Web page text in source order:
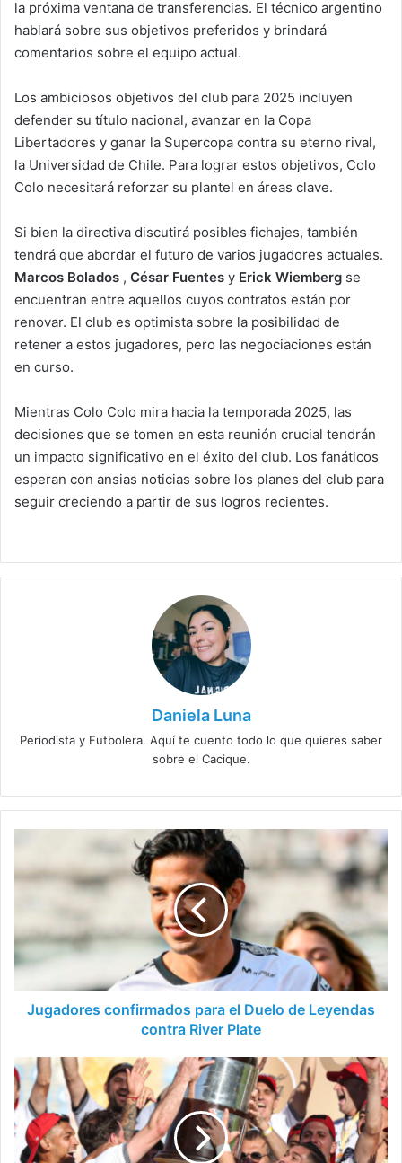
la próxima ventana de transferencias. El técnico argentino
hablará sobre sus objetivos preferidos y brindará
comentarios sobre el equipo actual.
Los ambiciosos objetivos del club para 2025 incluyen
defender su título nacional, avanzar en la Copa
Libertadores y ganar la Supercopa contra su eterno rival,
la Universidad de Chile. Para lograr estos objetivos, Colo
Colo necesitará reforzar su plantel en áreas clave.
Si bien la directiva discutirá posibles fichajes, también
tendrá que abordar el futuro de varios jugadores actuales.
Marcos Bolados , César Fuentes y Erick Wiemberg se
encuentran entre aquellos cuyos contratos están por
renovar. El club es optimista sobre la posibilidad de
retener a estos jugadores, pero las negociaciones están
en curso.
Mientras Colo Colo mira hacia la temporada 2025, las
decisiones que se tomen en esta reunión crucial tendrán
un impacto significativo en el éxito del club. Los fanáticos
esperan con ansias noticias sobre los planes del club para
seguir creciendo a partir de sus logros recientes.
Daniela Luna
Periodista y Futbolera. Aquí te cuento todo lo que quieres saber
sobre el Cacique.
para
de
Leyendas
contra
River
Plate
Jugadores confirmados para el Duelo de Leyendas
contra River Plate
La
millonaria
suma
que
recibió
Colo